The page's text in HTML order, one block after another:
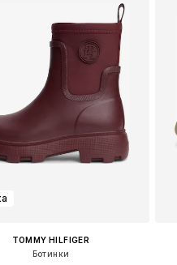
TOMMY HILFIGER
Ботинки